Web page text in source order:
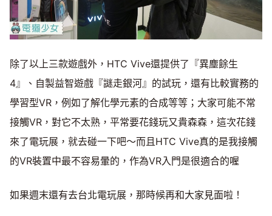
除了以上三款遊戲外，HTC Vive還提供了『異塵餘生
4』、自製益智遊戲『謎走銀河』的試玩，還有比較實務的
學習型VR，例如了解化學元素的合成等等；大家可能不常
接觸VR，對它不太熟，平常要花錢玩又貴森森，這次花錢
來了電玩展，就去碰一下吧～而且HTC Vive真的是我接觸
的VR裝置中最不容易暈的，作為VR入門是很適合的喔
如果週末還有去台北電玩展，那時候再和大家見面啦！